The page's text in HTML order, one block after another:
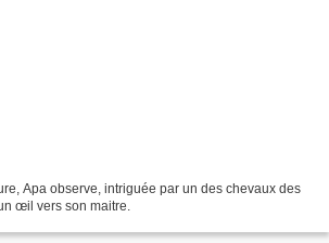
Apa observe, intriguée par un des chevaux des
œil vers son maitre.